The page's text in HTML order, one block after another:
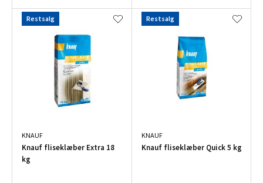
Restsalg
KNAUF
Knauf fliseklæber Extra 18
kg
Restsalg
KNAUF
Knauf fliseklæber Quick 5 kg